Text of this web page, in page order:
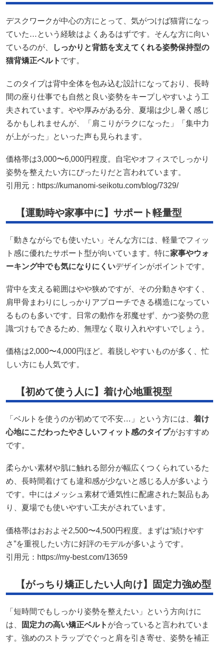
デスクワークが中心の方にとって、気がつけば猫背になっ
ていた…という経験はよくあるはずです。そんな方に向い
ているのが、
しっかりと背筋を支えてくれる姿勢保持型の
猫背矯正ベルト です。
このタイプは背中全体を包み込む設計になっており、長時
間の座り仕事でも自然と良い姿勢をキープしやすいよう工
夫されています。やや厚みがある分、夏場は少し暑く感じ
るかもしれませんが、「肩こりがラクになった」「集中力
が上がった」といった声も見られます。
価格帯は3,000〜6,000円程度。自宅やオフィスでしっかり
姿勢を整えたい方にぴったりだと言われています。
引用元： https://kumanomi-seikotu.com/blog/7329/
【運動時や家事中に】サポート軽量型
「動きながらでも使いたい」そんな方には、軽量でフィッ
ト感に優れたサポート型が向いています。特に家事やウォ
ーキング中でも気になりにくいデザインがポイントです。
背中を支える範囲はやや狭めですが、その分動きやすく、
肩甲骨まわりにしっかりアプローチできる構造になってい
るものも多いです。日常の動作を邪魔せず、かつ姿勢の意
識づけもできるため、無理なく取り入れやすいでしょう。
価格は2,000〜4,000円ほど。着脱しやすいものが多く、忙
しい方にも人気です。
【初めて使う人に】着け心地重視型
「ベルトを使うのが初めてで不安…」という方には、 着け
心地にこだわったやさしいフィット感のタイプがおすすめ
です。
柔らかい素材や肌に触れる部分が幅広くつくられているた
め、長時間着けても違和感が少ないと感じる人が多いよう
です。中にはメッシュ素材で通気性に配慮された製品もあ
り、夏場でも使いやすい工夫がされています。
価格帯はおおよそ2,500〜4,500円程度。まずは“続けやす
さ”を重視したい方に好評のモデルが多いようです。
引用元：https://my-best.com/13659
【がっちり矯正したい人向け】固定力強め型
「短時間でもしっかり姿勢を整えたい」という方向けに
は、
固定力の高い矯正ベルト が合っていると言われていま
す。強めのストラップでぐっと肩を引き寄せ、姿勢を補正